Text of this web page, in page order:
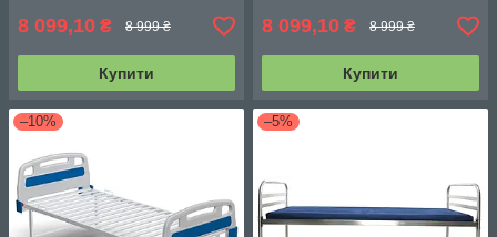
8 099,10 ₴ 8 999 ₴
Купити
8 099,10 ₴ 8 999 ₴
Купити
–10% –5%